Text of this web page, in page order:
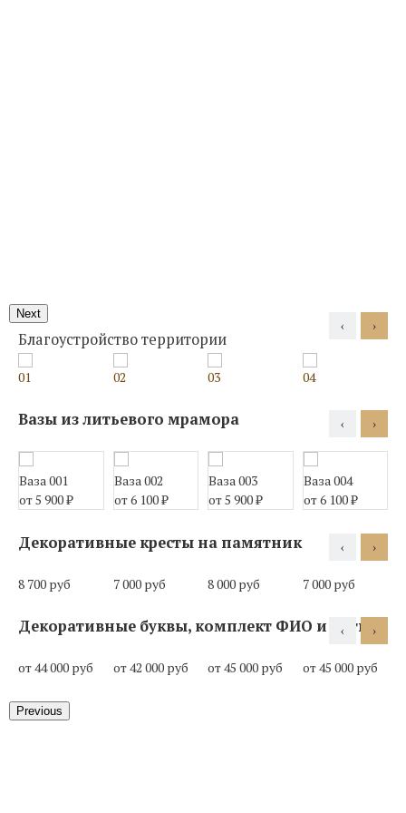
Next
Благоустройство территории
01 02 03 04
‹ ›
Вазы из литьевого мрамора
Ваза 001
от 5 900₽
Ваза 002
от 6 100₽
Ваза 003
от 5 900₽
Ваза 004
от 6 100₽
‹ ›
Декоративные кресты на памятник
8 700 руб 7 000 руб 8 000 руб 7 000 руб
‹ ›
Декоративные буквы, комплект ФИО и даты
от 44 000 руб от 42 000 руб от 45 000 руб от 45 000 руб
‹ ›
Previous